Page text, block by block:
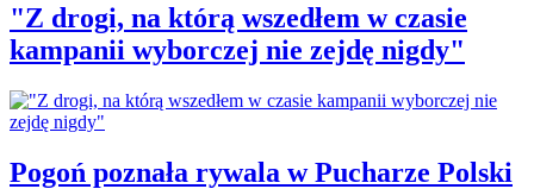
"Z drogi, na którą wszedłem w czasie
kampanii wyborczej nie zejdę nigdy"
Pogoń poznała rywala w Pucharze Polski